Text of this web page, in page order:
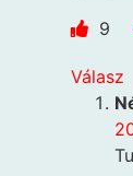
9
Válasz